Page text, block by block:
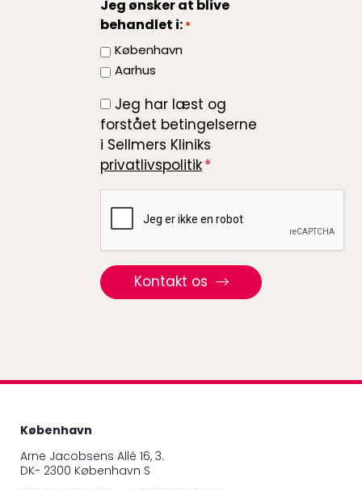
Jeg ønsker at blive
behandlet i: *
København
Aarhus
Jeg har læst og
forstået betingelserne
i Sellmers Kliniks
privatlivspolitik
Kontakt os
København
Arne Jacobsens Allé 16, 3.
DK- 2300 København S